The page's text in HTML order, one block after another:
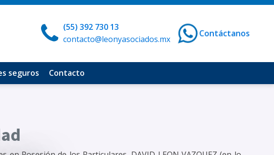
(55) 392 730 13
contacto@leonyasociados.mx
Contáctanos
seguros Contacto